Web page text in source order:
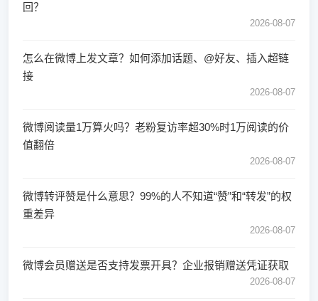
回？
2026-08-07
怎么在微博上发文章？如何添加话题、@好友、插入超链
接
2026-08-07
微博阅读量1万算火吗？老粉复访率超30%时1万阅读的价
值翻倍
2026-08-07
微博转评赞是什么意思？99%的人不知道“赞”和“转发”的权
重差异
2026-08-07
微博会员赠送是否支持发票开具？企业报销赠送凭证获取
2026-08-07